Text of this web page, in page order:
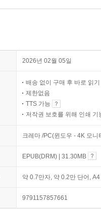
2026년 02월 05일
배송 없이 구매 후 바로 읽기
제한없음
TTS 가능
저작권 보호를 위해 인쇄 기
크레마 /PC(윈도우 - 4K 모
EPUB(DRM) | 31.30MB
약 0.7만자, 약 0.2만 단어,
9791157857661